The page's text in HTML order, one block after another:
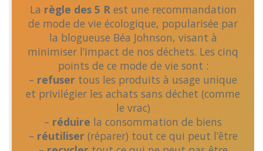
La règle des 5 Rest une recommandation
de mode de vie écologique, popularisée par
la blogueuse Béa Johnson, visant à
minimiser l’impact de nos déchets. Les cinq
points de ce mode de vie sont :
– refuser tous les produits à usage unique
et privilégier les achats sans déchet (comme
le vrac)
– réduire la consommation de biens
– réutiliser(réparer) tout ce qui peut l’être